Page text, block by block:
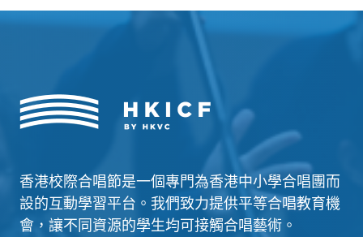
香港校際合唱節是一個專門為香港中小學合唱團而
設的互動學習平台。我們致力提供平等合唱教育機
會，讓不同資源的學生均可接觸合唱藝術。